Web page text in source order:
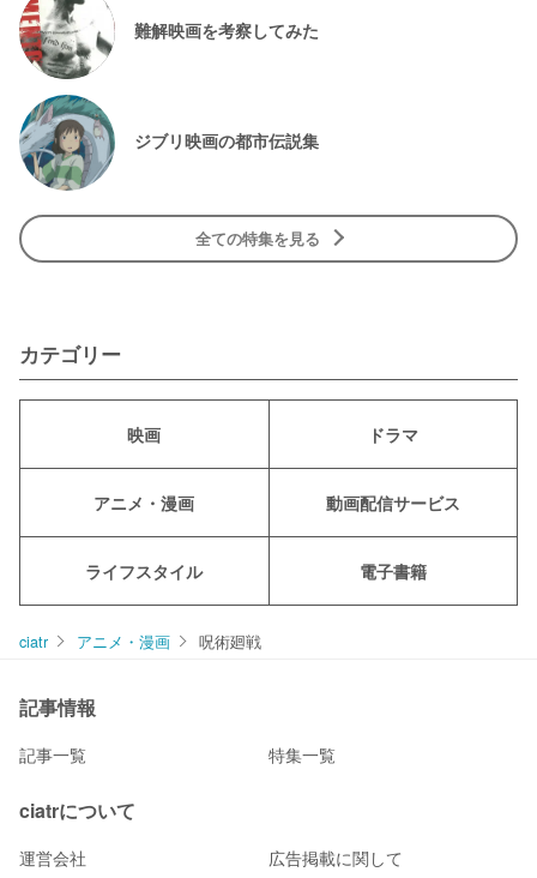
難解映画を考察してみた
ジブリ映画の都市伝説集
全ての特集を見る
カテゴリー
映画 ドラマ
アニメ・漫画 動画配信サービス
ライフスタイル 電子書籍
ciatr アニメ・漫画 呪術廻戦
記事情報
記事一覧 特集一覧
ciatrについて
運営会社 広告掲載に関して